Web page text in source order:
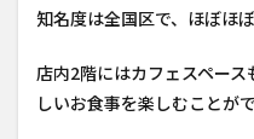
知名度は全国区で、ほぼほ
店内2階にはカフェスペー
しいお食事を楽しむことが